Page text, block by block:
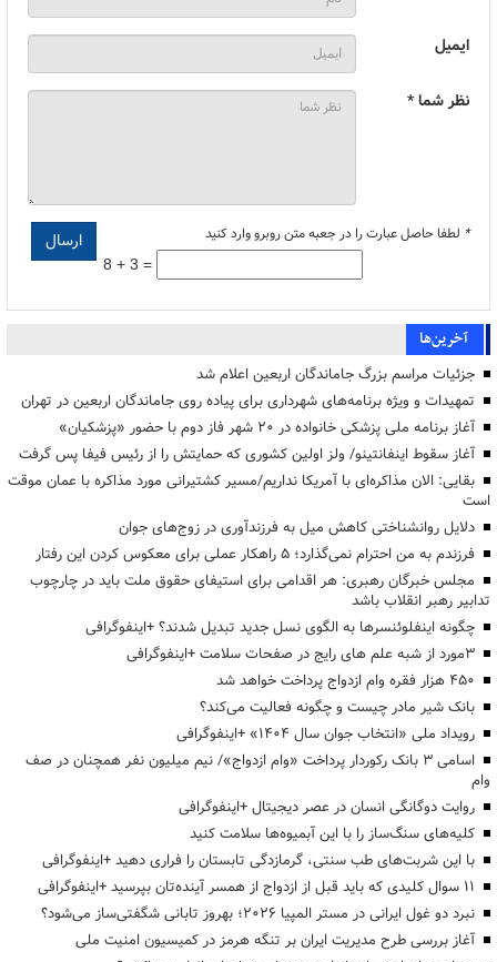
ایمیل
نظر شما *
* لطفا حاصل عبارت را در جعبه متن روبرو وارد کنید
8 + 3 =
آخرین‌ها
جزئیات مراسم بزرگ جاماندگان اربعین اعلام شد
تمهیدات و ویژه برنامه‌های شهرداری برای پیاده روی جاماندگان اربعین در تهران
آغاز برنامه ملی پزشکی خانواده در ۲۰ شهر فاز دوم با حضور «پزشکیان»
آغاز سقوط اینفانتینو/ ولز اولین کشوری که حمایتش را از رئیس فیفا پس گرفت
بقایی: الان مذاکره‌ای با آمریکا نداریم/مسیر کشتیرانی مورد مذاکره با عمان موقت
است
دلایل روانشناختی کاهش میل به فرزندآوری در زوج‌های جوان
فرزندم به من احترام نمی‌گذارد؛ ۵ راهکار عملی برای معکوس کردن این رفتار
مجلس خبرگان رهبری: هر اقدامی برای استیفای حقوق ملت باید در چارچوب
تدابیر رهبر انقلاب باشد
چگونه اینفلوئنسرها به الگوی نسل جدید تبدیل شدند؟ +اینفوگرافی
3مورد از شبه علم های رایج در صفحات سلامت +اینفوگرافی
۴۵۰ هزار فقره وام ازدواج پرداخت خواهد شد
بانک شیر مادر چیست و چگونه فعالیت می‌کند؟
رویداد ملی «انتخاب جوان سال ۱۴۰۴» +اینفوگرافی
اسامی ۳ بانک رکوردار پرداخت «وام ازدواج»/ نیم میلیون نفر همچنان در صف
وام
روایت دوگانگی انسان در عصر دیجیتال +اینفوگرافی
کلیه‌های سنگ‌ساز را با این آبمیوه‌ها سلامت کنید
با این شربت‌های طب سنتی، گرمازدگی تابستان را فراری دهید +اینفوگرافی
۱۱ سوال کلیدی که باید قبل از ازدواج از همسر آینده‌تان بپرسید +اینفوگرافی
نبرد دو غول ایرانی در مستر المپیا ۲۰۲۶؛ بهروز تابانی شگفتی‌ساز می‌شود؟
آغاز بررسی طرح مدیریت ایران بر تنگه هرمز در کمیسیون امنیت ملی